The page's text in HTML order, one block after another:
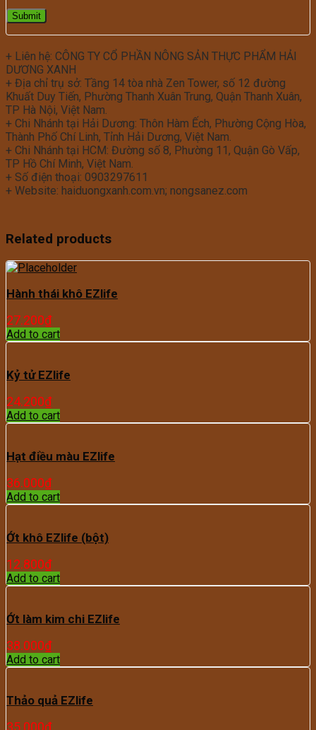
+ Liên hệ: CÔNG TY CỔ PHẦN NÔNG SẢN THỰC PHẨM HẢI
DƯƠNG XANH
+ Địa chỉ trụ sở: Tầng 14 tòa nhà Zen Tower, số 12 đường
Khuất Duy Tiến, Phường Thanh Xuân Trung, Quận Thanh Xuân,
TP Hà Nội, Việt Nam.
+ Chi Nhánh tại Hải Dương: Thôn Hàm Ếch, Phường Cộng Hòa,
Thành Phố Chí Linh, Tỉnh Hải Dương, Việt Nam.
+ Chi Nhánh tại HCM: Đường số 8, Phường 11, Quận Gò Vấp,
TP Hồ Chí Minh, Việt Nam.
+ Số điện thoại: 0903297611
+ Website: haiduongxanh.com.vn; nongsanez.com
Related products
Hành thái khô EZlife
27.200₫
Add to cart
Kỷ tử EZlife
24.200₫
Add to cart
Hạt điều màu EZlife
36.000₫
Add to cart
Ớt khô EZlife (bột)
12.800₫
Add to cart
Ớt làm kim chi EZlife
38.000₫
Add to cart
Thảo quả EZlife
35.000₫